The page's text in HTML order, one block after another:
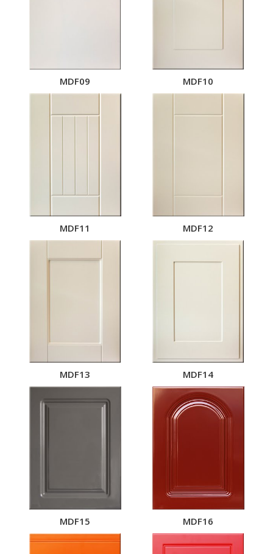
MDF09 MDF10
MDF11 MDF12
MDF13 MDF14
MDF15 MDF16